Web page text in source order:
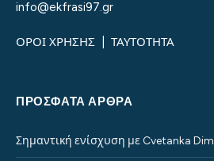
info@ekfrasi97.gr
ΟΡΟΙ ΧΡΗΣΗΣ ΤΑΥΤΟΤΗΤΑ
ΠΡΌΣΦΑΤΑ ΆΡΘΡΑ
Σημαντική ενίσχυση με Cvetanka